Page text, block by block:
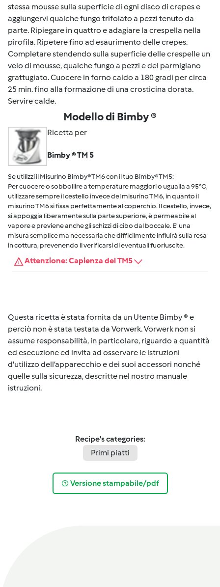
stessa mousse sulla superficie di ogni disco di crepes e
aggiungervi qualche fungo trifolato a pezzi tenuto da
parte. Ripiegare in quattro e adagiare la crespella nella
pirofila. Ripetere fino ad esaurimento delle crepes.
Completare stendendo sulla superficie delle crespelle un
velo di mousse, qualche fungo a pezzi e del parmigiano
grattugiato. Cuocere in forno caldo a 180 gradi per circa
25 min. fino alla formazione di una crosticina dorata.
Servire calde.
Modello di Bimby ®
Ricetta per
Bimby ® TM 5
Se utilizzi il Misurino Bimby® TM6 con il tuo Bimby® TM5:
Per cuocere o sobbollire a temperature maggiori o ugualia a 95°C,
utilizzare sempre il cestello invece del misurino TM6, in quanto il
misurino TM6 si fissa perfettamente al coperchio. Il cestello, invece,
si appoggia liberamente sulla parte superiore, è permeabile al
vapore e previene anche gli schizzi di cibo dal boccale. E' una
misura semplice ma necessaria che difficilmente influirà sulla resa
in cottura, prevenendo il verificarsi di eventuali fuoriuscite.
Attenzione: Capienza del TM5
Questa ricetta è stata fornita da un Utente Bimby ® e
perciò non è stata testata da Vorwerk. Vorwerk non si
assume responsabilità, in particolare, riguardo a quantità
ed esecuzione ed invita ad osservare le istruzioni
d'utilizzo dell’apparecchio e dei suoi accessori nonché
quelle sulla sicurezza, descritte nel nostro manuale
istruzioni.
Recipe's categories:
Primi piatti
Versione stampabile/pdf